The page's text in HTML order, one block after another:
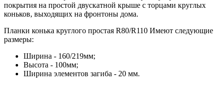
покрытия на простой двускатной крыше с торцами круглых
коньков, выходящих на фронтоны дома.
Планки конька круглого простая R80/R110 Имеют следующие
размеры:
Ширина - 160/219мм;
Высота - 100мм;
Ширина элементов загиба - 20 мм.